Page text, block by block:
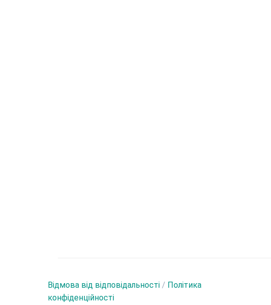
Відмова від відповідальності / Політика
конфіденційності